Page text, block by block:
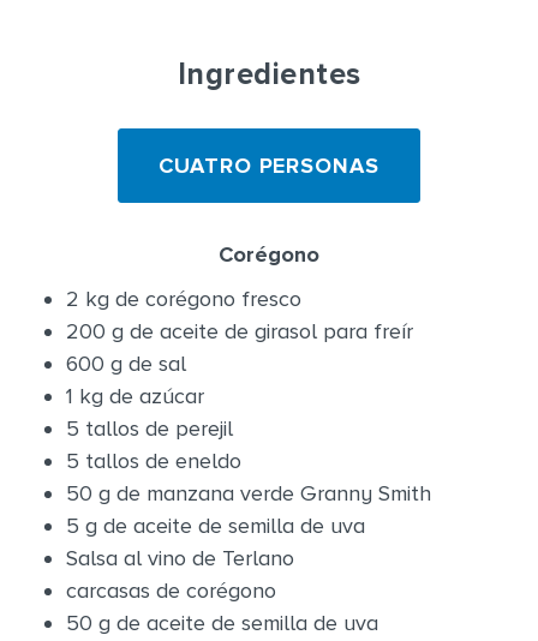
Ingredientes
CUATRO PERSONAS
Corégono
2 kg de corégono fresco
200 g de aceite de girasol para freír
600 g de sal
1 kg de azúcar
5 tallos de perejil
5 tallos de eneldo
50 g de manzana verde Granny Smith
5 g de aceite de semilla de uva
Salsa al vino de Terlano
carcasas de corégono
50 g de aceite de semilla de uva